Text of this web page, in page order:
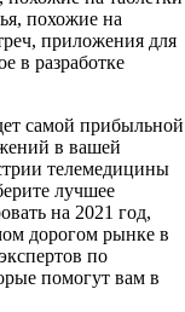
похожие на
приложения для
в разработке
самой прибыльной
в вашей
телемедицины
лучшее
на 2021 год,
дорогом рынке в
по
помогут вам в